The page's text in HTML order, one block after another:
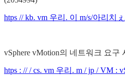
htps // kb. vm 우리. 이 m/s/아리치
vSphere vMotion의 네트워크 요구
htps : // / cs. vm 우리. m / jp / VM :